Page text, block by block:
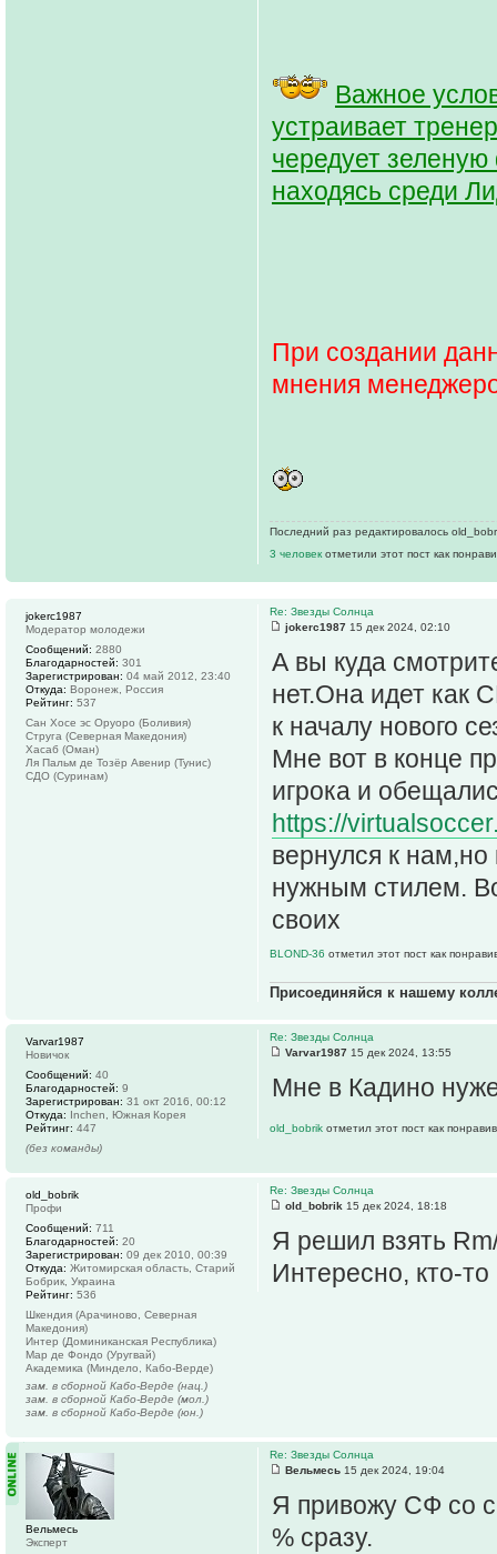
Важное
устраивает
чередует
находясь среди
При создании
мнения
Последний раз редактировалось
3 человек отметили этот пост как
Re: Звезды Солнца
jokerc1987 15 дек 2024, 02:10
А вы куда
нет.Она идет как
к началу нового
Мне вот в конце
игрока и
https://
вернулся к
нужным стилем.
своих
BLOND-36 отметил этот пост как
Присоединяйся к нашему
jokerc1987
Модератор молодежи
Сообщений: 2880
Благодарностей: 301
Зарегистрирован: 04 май 2012, 23:40
Откуда: Воронеж, Россия
Рейтинг: 537
Сан Хосе эс Оруоро (Боливия)
Струга (Северная Македония)
Хасаб (Оман)
Ля Пальм де Тозёр Авенир (Тунис)
СДО (Суринам)
Re: Звезды Солнца
Varvar1987 15 дек 2024, 13:55
Мне в Кадино
old_bobrik отметил этот пост как
Varvar1987
Новичок
Сообщений: 40
Благодарностей: 9
Зарегистрирован: 31 окт 2016, 00:12
Откуда: Inchen, Южная Корея
Рейтинг: 447
(без команды)
Re: Звезды Солнца
old_bobrik 15 дек 2024, 18:18
Я решил взять
Интересно, кто-
old_bobrik
Профи
Сообщений: 711
Благодарностей: 20
Зарегистрирован: 09 дек 2010, 00:39
Откуда: Житомирская область, Старий
Бобрик, Украина
Рейтинг: 536
Шкендия (Арачиново, Северная
Македония)
Интер (Доминиканская Республика)
Мар де Фондо (Уругвай)
Академика (Миндело, Кабо-Верде)
зам. в сборной Кабо-Верде (нац.)
зам. в сборной Кабо-Верде (мол.)
зам. в сборной Кабо-Верде (юн.)
Re: Звезды Солнца
Вельмесь 15 дек 2024, 19:04
Я привожу СФ со
% сразу.
Вельмесь
Эксперт